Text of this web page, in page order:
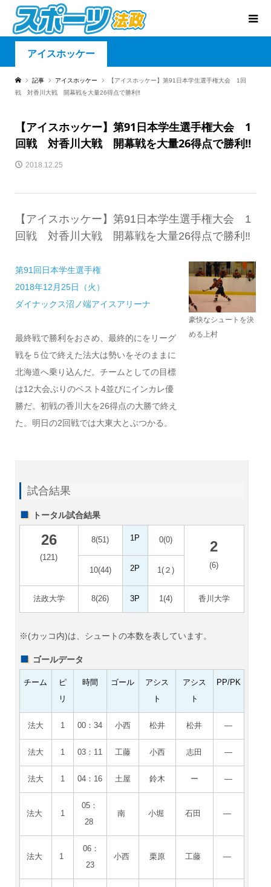
アイスホッケー
記事 アイスホッケー
【アイスホッケー】第91日本学生選手権大会 1回
戦 対香川大戦 開幕戦を大量26得点で勝利‼
【アイスホッケー】第91日本学生選手権大会 1
回戦 対香川大戦 開幕戦を大量26得点で勝利‼
2018.12.25
【アイスホッケー】第91日本学生選手権大会 1
回戦 対香川大戦 開幕戦を大量26得点で勝利‼
第91回日本学生選手権
2018年12月25日（火）
ダイナックス沼ノ端アイスアリーナ
最終戦で勝利をおさめ、最終的にをリーグ
戦を５位で終えた法大は勢いをそのままに
北海道へ乗り込んだ。チームとしての目標
は12大会ぶりのベスト4並びにインカレ優
勝だ。初戦の香川大を26得点の大勝で終え
た。明日の2回戦では大東大とぶつかる。
豪快なシュートを決
める上村
試合結果
トータル試合結果
26
(121)
8(51) 1P 0(0) 2
(6)
10(44) 2P 1(２)
法政大学 8(26) 3P 1(4) 香川大学
※(カッコ内)は、シュートの本数を表しています。
ゴールデータ
チーム
ピ
リ
時間 ゴール
アシス
ト
アシス
ト
PP/PK
法大 1 00：34 小西 松井 松井 ―
法大 1 03：11 工藤 小西 志田 ―
法大 1 04：16 土屋 鈴木 ー ―
法大 1
05：
28
南 小堀 石田 ―
法大 1
06：
23
小西 栗原 工藤 ―